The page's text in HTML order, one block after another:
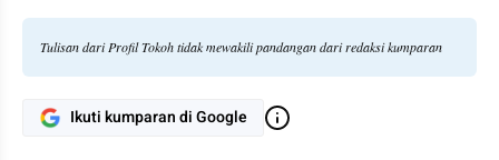
Tulisan dari Profil Tokoh tidak mewakili pandangan dari redaksi kumparan
Ikuti kumparan di Google